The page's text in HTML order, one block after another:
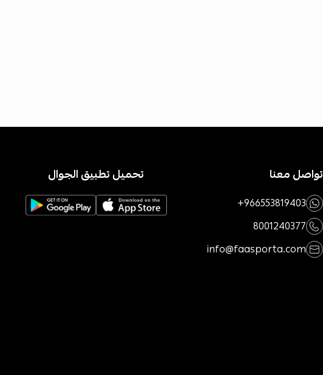
تواصل معنا
+966553819403
8001240377
info@faasporta.com
تحميل تطبيق الجوال